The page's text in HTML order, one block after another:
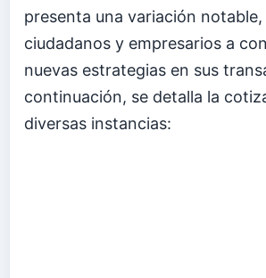
presenta una variación notable,
ciudadanos y empresarios a
nuevas estrategias en sus
continuación, se detalla la
diversas instancias: